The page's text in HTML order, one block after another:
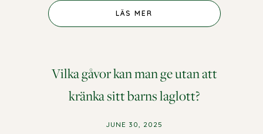
LÄS MER
Vilka gåvor kan man ge utan att
kränka sitt barns laglott?
JUNE 30, 2025